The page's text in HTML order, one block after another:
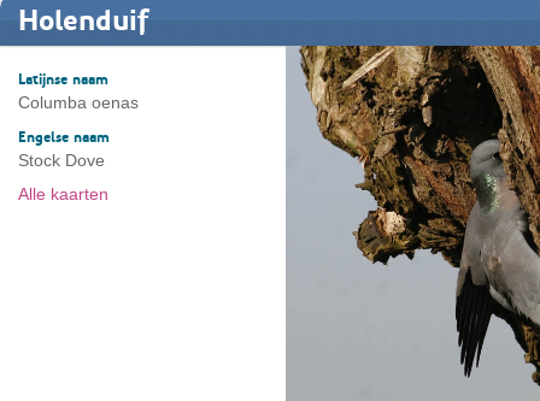
Holenduif
Latijnse naam
Columba oenas
Engelse naam
Stock Dove
Alle kaarten